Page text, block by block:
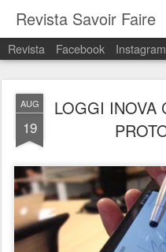
Revista Savoir Faire
Revista Facebook Instagram
AUG
19
LOGGI INOVA